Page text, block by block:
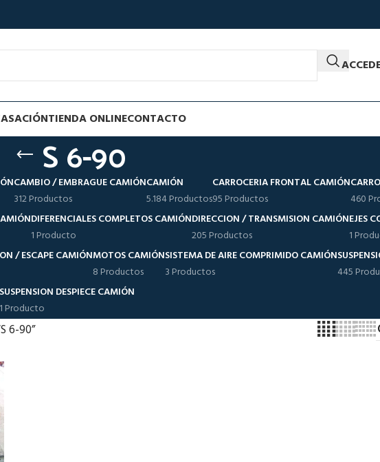
TIENDA ONLINECONTACTO
S 6-90
CAMBIO / EMBRAGUE CAMIÓN
312 Productos
CAMIÓN
5.184 Productos
CARROCERIA FRONTAL CAMIÓN
95 Productos
460
DIFERENCIALES COMPLETOS CAMIÓN
1 Producto
DIRECCION / TRANSMISION CAMIÓN
205 Productos
EJES
1
/ ESCAPE CAMIÓNMOTOS CAMIÓN
8 Productos
SISTEMA DE AIRE COMPRIMIDO CAMIÓN
3 Productos
445
SUSPENSION DESPIECE CAMIÓN
1 Producto
6-90”